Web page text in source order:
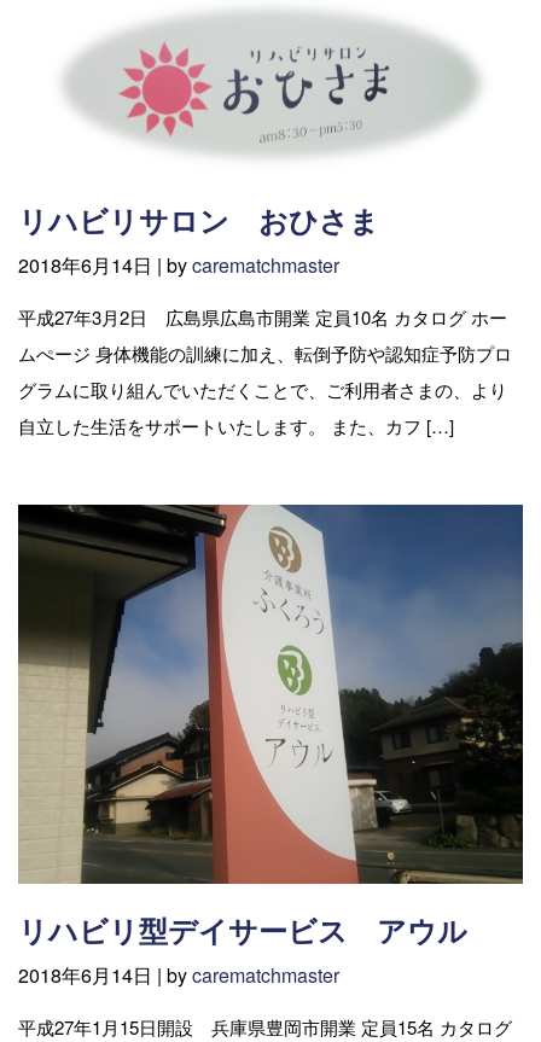
リハビリサロン おひさま
2018年6月14日 | bycarematchmaster
平成27年3月2日 広島県広島市開業 定員10名 カタログ ホー
ムぺージ 身体機能の訓練に加え、転倒予防や認知症予防プロ
グラムに取り組んでいただくことで、ご利用者さまの、より
自立した生活をサポートいたします。 また、カフ […]
リハビリ型デイサービス アウル
2018年6月14日 | bycarematchmaster
平成27年1月15日開設 兵庫県豊岡市開業 定員15名 カタログ